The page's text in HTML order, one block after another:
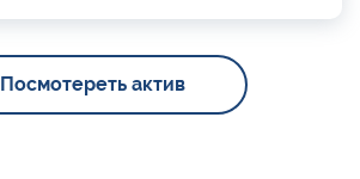
Посмотереть актив